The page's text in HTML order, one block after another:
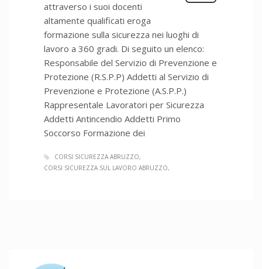
attraverso i suoi docenti
altamente qualificati eroga
formazione sulla sicurezza nei luoghi di
lavoro a 360 gradi. Di seguito un elenco:
Responsabile del Servizio di Prevenzione e
Protezione (R.S.P.P) Addetti al Servizio di
Prevenzione e Protezione (A.S.P.P.)
Rappresentale Lavoratori per Sicurezza
Addetti Antincendio Addetti Primo
Soccorso Formazione dei
CORSI SICUREZZA ABRUZZO
CORSI SICUREZZA SUL LAVORO ABRUZZO